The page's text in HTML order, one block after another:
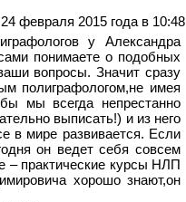
24 февраля 2015 года в 10:48
у Александра
понимаете о подобных
вопросы. Значит сразу
полиграфологом,не имея
мы всегда непрестанно
выписать!) и из него
в мире развивается. Если
он ведет себя совсем
– практические курсы НЛП
хорошо знают,он